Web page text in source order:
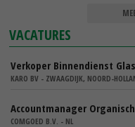
VACATURES
Verkoper Binnendienst
KARO BV - ZWAAGDIJK, NOORD-
Accountmanager
COMGOED B.V. - NL